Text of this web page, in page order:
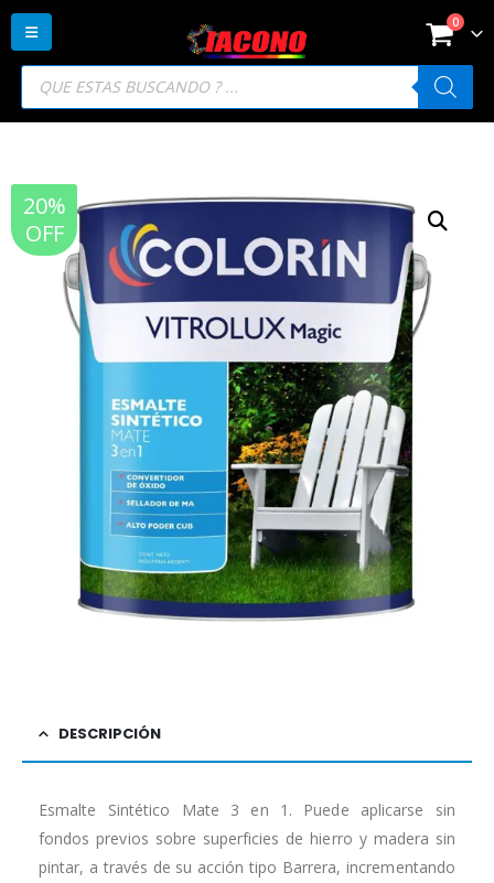
Búsqueda
productos
0
20%
OFF
DESCRIPCIÓN
Esmalte Sintético Mate 3 en 1. Puede aplicarse sin
fondos previos sobre superficies de hierro y madera sin
pintar, a través de su acción tipo Barrera, incrementando